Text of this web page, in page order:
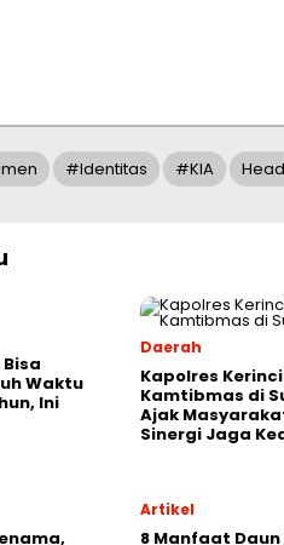
#identitas #KIA
Bisa
Waktu
Ini
Daerah
Kapolres
Kamtibmas di
Ajak
Sinergi Jaga
Artikel
8 Manfaat